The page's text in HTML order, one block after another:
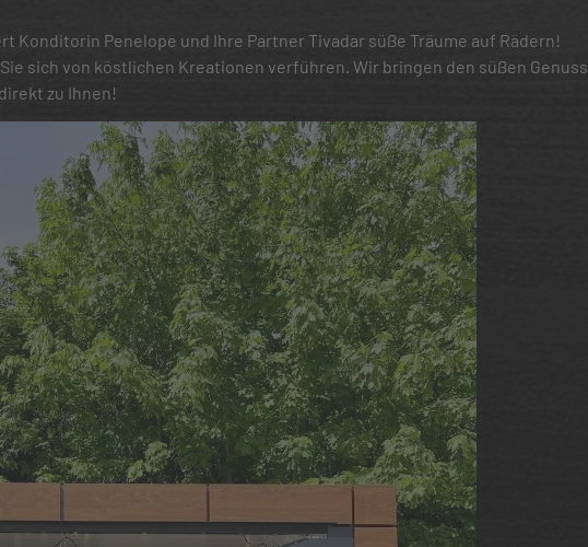
Penelope und Ihre Partner Tivadar süße Träume auf Rädern!
sich von köstlichen Kreationen verführen. Wir bringen den süßen Genuss
direkt zu Ihnen!